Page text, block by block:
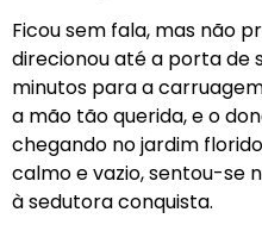
Ficou sem fala, mas não
direcionou até a porta de
minutos para a
a mão tão querida, e o
chegando no jardim
calmo e vazio, sentou-se
à sedutora conquista.